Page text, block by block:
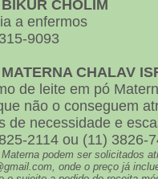
CHOLIM
a enfermos
9093
CHALAV
de leite em pó
não o conseguem
de necessidade e
2114 ou (11) 3826-
podem ser solicitados
onde o preço já